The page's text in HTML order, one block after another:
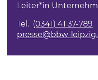
Leiter*in
Tel. (0341) 41 37-789
presse@bbw-